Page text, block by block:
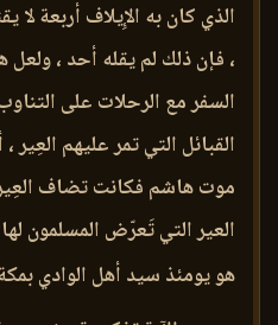
الذي كان به الإِيلاف أربعة
، فإن ذلك لم يقله أحد ، ولعل
السفر مع الرحلات على
القبائل التي تمر عليهم العِير
موت هاشم فكانت تضاف
العير التي تَعرّض المسلمون
هو يومئذ سيد أهل الوادي